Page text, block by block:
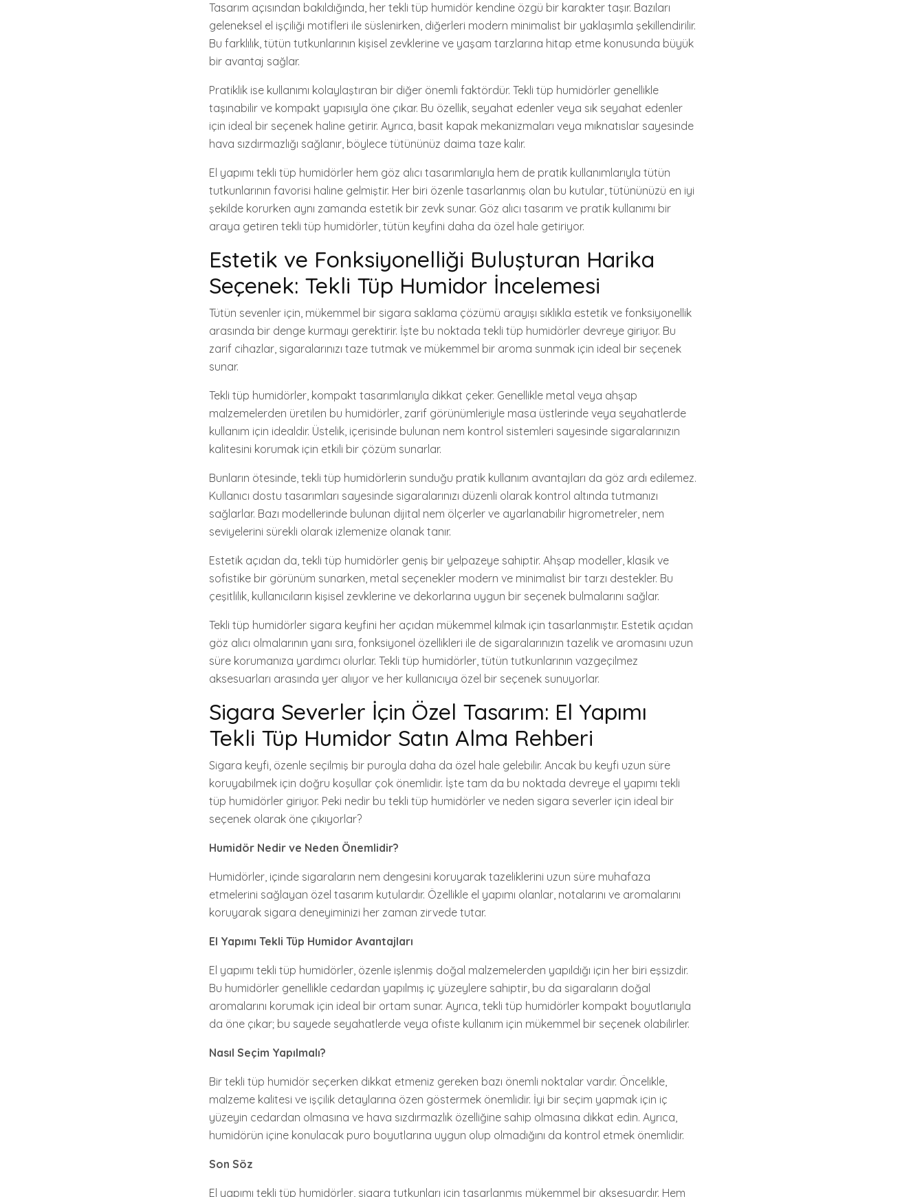
Tasarım açısından bakıldığında, her tekli tüp humidör kendine özgü bir karakter taşır. Bazıları
geleneksel el işçiliği motifleri ile süslenirken, diğerleri modern minimalist bir yaklaşımla şekillendirilir.
Bu farklılık, tütün tutkunlarının kişisel zevklerine ve yaşam tarzlarına hitap etme konusunda büyük
bir avantaj sağlar.
Pratiklik ise kullanımı kolaylaştıran bir diğer önemli faktördür. Tekli tüp humidörler genellikle
taşınabilir ve kompakt yapısıyla öne çıkar. Bu özellik, seyahat edenler veya sık seyahat edenler
için ideal bir seçenek haline getirir. Ayrıca, basit kapak mekanizmaları veya mıknatıslar sayesinde
hava sızdırmazlığı sağlanır, böylece tütününüz daima taze kalır.
El yapımı tekli tüp humidörler hem göz alıcı tasarımlarıyla hem de pratik kullanımlarıyla tütün
tutkunlarının favorisi haline gelmiştir. Her biri özenle tasarlanmış olan bu kutular, tütününüzü en iyi
şekilde korurken aynı zamanda estetik bir zevk sunar. Göz alıcı tasarım ve pratik kullanımı bir
araya getiren tekli tüp humidörler, tütün keyfini daha da özel hale getiriyor.
Estetik ve Fonksiyonelliği Buluşturan Harika
Seçenek: Tekli Tüp Humidor İncelemesi
Tütün sevenler için, mükemmel bir sigara saklama çözümü arayışı sıklıkla estetik ve fonksiyonellik
arasında bir denge kurmayı gerektirir. İşte bu noktada tekli tüp humidörler devreye giriyor. Bu
zarif cihazlar, sigaralarınızı taze tutmak ve mükemmel bir aroma sunmak için ideal bir seçenek
sunar.
Tekli tüp humidörler, kompakt tasarımlarıyla dikkat çeker. Genellikle metal veya ahşap
malzemelerden üretilen bu humidörler, zarif görünümleriyle masa üstlerinde veya seyahatlerde
kullanım için idealdir. Üstelik, içerisinde bulunan nem kontrol sistemleri sayesinde sigaralarınızın
kalitesini korumak için etkili bir çözüm sunarlar.
Bunların ötesinde, tekli tüp humidörlerin sunduğu pratik kullanım avantajları da göz ardı edilemez.
Kullanıcı dostu tasarımları sayesinde sigaralarınızı düzenli olarak kontrol altında tutmanızı
sağlarlar. Bazı modellerinde bulunan dijital nem ölçerler ve ayarlanabilir higrometreler, nem
seviyelerini sürekli olarak izlemenize olanak tanır.
Estetik açıdan da, tekli tüp humidörler geniş bir yelpazeye sahiptir. Ahşap modeller, klasik ve
sofistike bir görünüm sunarken, metal seçenekler modern ve minimalist bir tarzı destekler. Bu
çeşitlilik, kullanıcıların kişisel zevklerine ve dekorlarına uygun bir seçenek bulmalarını sağlar.
Tekli tüp humidörler sigara keyfini her açıdan mükemmel kılmak için tasarlanmıştır. Estetik açıdan
göz alıcı olmalarının yanı sıra, fonksiyonel özellikleri ile de sigaralarınızın tazelik ve aromasını uzun
süre korumanıza yardımcı olurlar. Tekli tüp humidörler, tütün tutkunlarının vazgeçilmez
aksesuarları arasında yer alıyor ve her kullanıcıya özel bir seçenek sunuyorlar.
Sigara Severler İçin Özel Tasarım: El Yapımı
Tekli Tüp Humidor Satın Alma Rehberi
Sigara keyfi, özenle seçilmiş bir puroyla daha da özel hale gelebilir. Ancak bu keyfi uzun süre
koruyabilmek için doğru koşullar çok önemlidir. İşte tam da bu noktada devreye el yapımı tekli
tüp humidörler giriyor. Peki nedir bu tekli tüp humidörler ve neden sigara severler için ideal bir
seçenek olarak öne çıkıyorlar?
Humidör Nedir ve Neden Önemlidir?
Humidörler, içinde sigaraların nem dengesini koruyarak tazeliklerini uzun süre muhafaza
etmelerini sağlayan özel tasarım kutulardır. Özellikle el yapımı olanlar, notalarını ve aromalarını
koruyarak sigara deneyiminizi her zaman zirvede tutar.
El Yapımı Tekli Tüp Humidor Avantajları
El yapımı tekli tüp humidörler, özenle işlenmiş doğal malzemelerden yapıldığı için her biri eşsizdir.
Bu humidörler genellikle cedardan yapılmış iç yüzeylere sahiptir, bu da sigaraların doğal
aromalarını korumak için ideal bir ortam sunar. Ayrıca, tekli tüp humidörler kompakt boyutlarıyla
da öne çıkar; bu sayede seyahatlerde veya ofiste kullanım için mükemmel bir seçenek olabilirler.
Nasıl Seçim Yapılmalı?
Bir tekli tüp humidör seçerken dikkat etmeniz gereken bazı önemli noktalar vardır. Öncelikle,
malzeme kalitesi ve işçilik detaylarına özen göstermek önemlidir. İyi bir seçim yapmak için iç
yüzeyin cedardan olmasına ve hava sızdırmazlık özelliğine sahip olmasına dikkat edin. Ayrıca,
humidörün içine konulacak puro boyutlarına uygun olup olmadığını da kontrol etmek önemlidir.
Son Söz
El yapımı tekli tüp humidörler, sigara tutkunları için tasarlanmış mükemmel bir aksesuardır. Hem